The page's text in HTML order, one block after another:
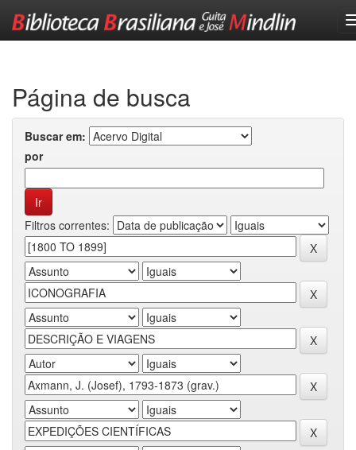
Página de busca
Buscar em:
por
Filtros correntes: